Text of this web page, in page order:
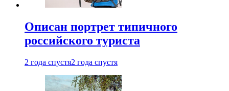
Описан портрет типичного
российского туриста
2 года спустя2 года спустя